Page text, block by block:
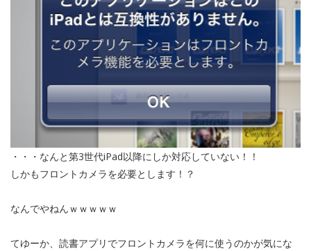
・・・なんと第3世代iPad以降にしか対応していない！！
しかもフロントカメラを必要とします！？
なんでやねんｗｗｗｗｗ
てゆーか、読書アプリでフロントカメラを何に使うのかが気にな